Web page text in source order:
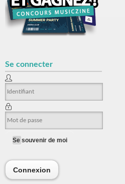
Se connecter
Se souvenir de moi
Connexion